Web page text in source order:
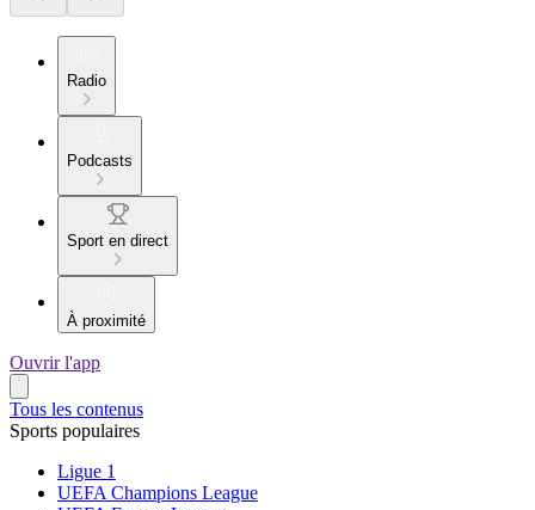
Radio
Podcasts
Sport en direct
À proximité
Ouvrir l'app
Tous les contenus
Sports populaires
Ligue 1
UEFA Champions League